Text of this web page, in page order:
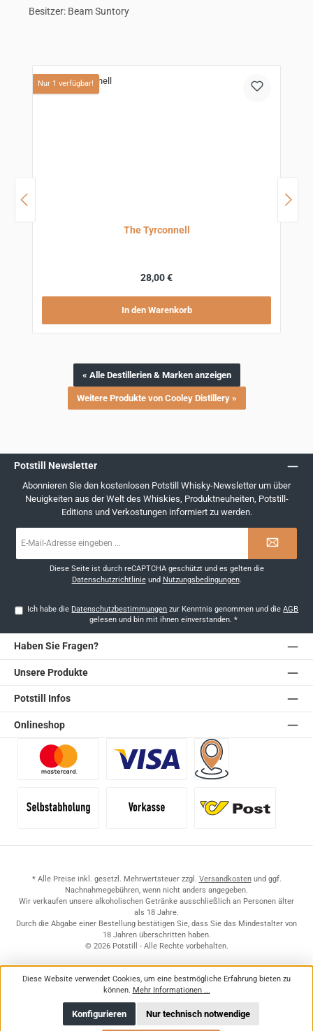
Besitzer: Beam Suntory
Nur 1 verfügbar!
The Tyrconnell
Regulärer Preis:
28,00 €
In den Warenkorb
« Alle Destillerien & Marken anzeigen
Weitere Produkte von Cooley Distillery »
Potstill Newsletter
Abonnieren Sie den kostenlosen Potstill Whisky-Newsletter um über
Neuigkeiten aus der Welt des Whiskies, Produktneuheiten, Potstill-
Editions und Verkostungen informiert zu werden.
Mail-
Diese Seite ist durch reCAPTCHA geschützt und es gelten die
Datenschutzrichtlinieund Nutzungsbedingungen.
Ich habe die Datenschutzbestimmungen zur Kenntnis genommen und dieAGB
gelesen und bin mit ihnen einverstanden. *
Haben Sie Fragen?
Unsere Produkte
Potstill Infos
Onlineshop
* Alle Preise inkl. gesetzl. Mehrwertsteuer zzgl. Versandkostenund ggf.
Nachnahmegebühren, wenn nicht anders angegeben.
Wir verkaufen unsere alkoholischen Getränke ausschließlich an Personen älter
als 18 Jahre.
Durch die Abgabe einer Bestellung bestätigen Sie, dass Sie das Mindestalter von
18 Jahren überschritten haben.
© 2026 Potstill - Alle Rechte vorbehalten.
Diese Website verwendet Cookies, um eine bestmögliche Erfahrung bieten zu
können. Mehr Informationen ...
Nur technisch notwendige
Konfigurieren